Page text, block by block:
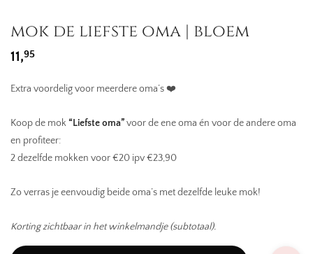
mok de liefste oma | bloem
11,95
Extra voordelig voor meerdere oma’s ❤️
Koop de mok “Liefste oma”voor de ene oma én voor de andere oma
en profiteer:
2 dezelfde mokken voor €20 ipv €23,90
Zo verras je eenvoudig beide oma’s met dezelfde leuke mok!
Korting zichtbaar in het winkelmandje (subtotaal).